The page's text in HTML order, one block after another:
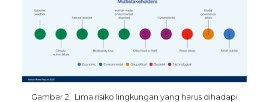
Gambar 2. Lima risiko lingkungan yang harus dihadapi